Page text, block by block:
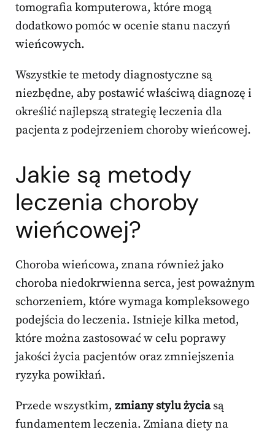
tomografia komputerowa, które mogą
dodatkowo pomóc w ocenie stanu naczyń
wieńcowych.
Wszystkie te metody diagnostyczne są
niezbędne, aby postawić właściwą diagnozę i
określić najlepszą strategię leczenia dla
pacjenta z podejrzeniem choroby wieńcowej.
Jakie są metody
leczenia choroby
wieńcowej?
Choroba wieńcowa, znana również jako
choroba niedokrwienna serca, jest poważnym
schorzeniem, które wymaga kompleksowego
podejścia do leczenia. Istnieje kilka metod,
które można zastosować w celu poprawy
jakości życia pacjentów oraz zmniejszenia
ryzyka powikłań.
Przede wszystkim, zmiany stylu życiasą
fundamentem leczenia. Zmiana diety na